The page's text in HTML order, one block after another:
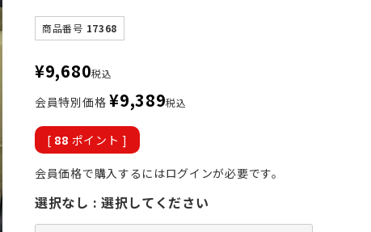
商品番号 17368
¥9,680税込
会員特別価格 ¥9,389税込
[ 88 ポイント ]
会員価格で購入するにはログインが必要です。
選択なし 選択してください